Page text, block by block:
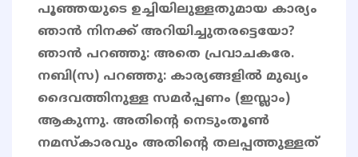
പൂഞ്ഞയുടെ ഉച്ചിയിലുള്ളതുമായ കാര്യം
ഞാന്‍ നിനക്ക് അറിയിച്ചുതരട്ടെയോ?
ഞാന്‍ പറഞ്ഞു: അതെ പ്രവാചകരേ.
നബി(സ) പറഞ്ഞു: കാര്യങ്ങളില്‍ മുഖ്യം
ദൈവത്തിനുള്ള സമര്‍പ്പണം (ഇസ്ലാം)
ആകുന്നു. അതിന്റെ നെടുംതൂണ്‍
നമസ്‌കാരവും അതിന്റെ തലപ്പത്തുള്ളത്